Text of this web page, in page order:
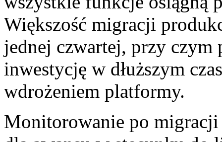
Większość migracji
jednej czwartej, przy czym
inwestycję w dłuższym
wdrożeniem platformy.
Monitorowanie po